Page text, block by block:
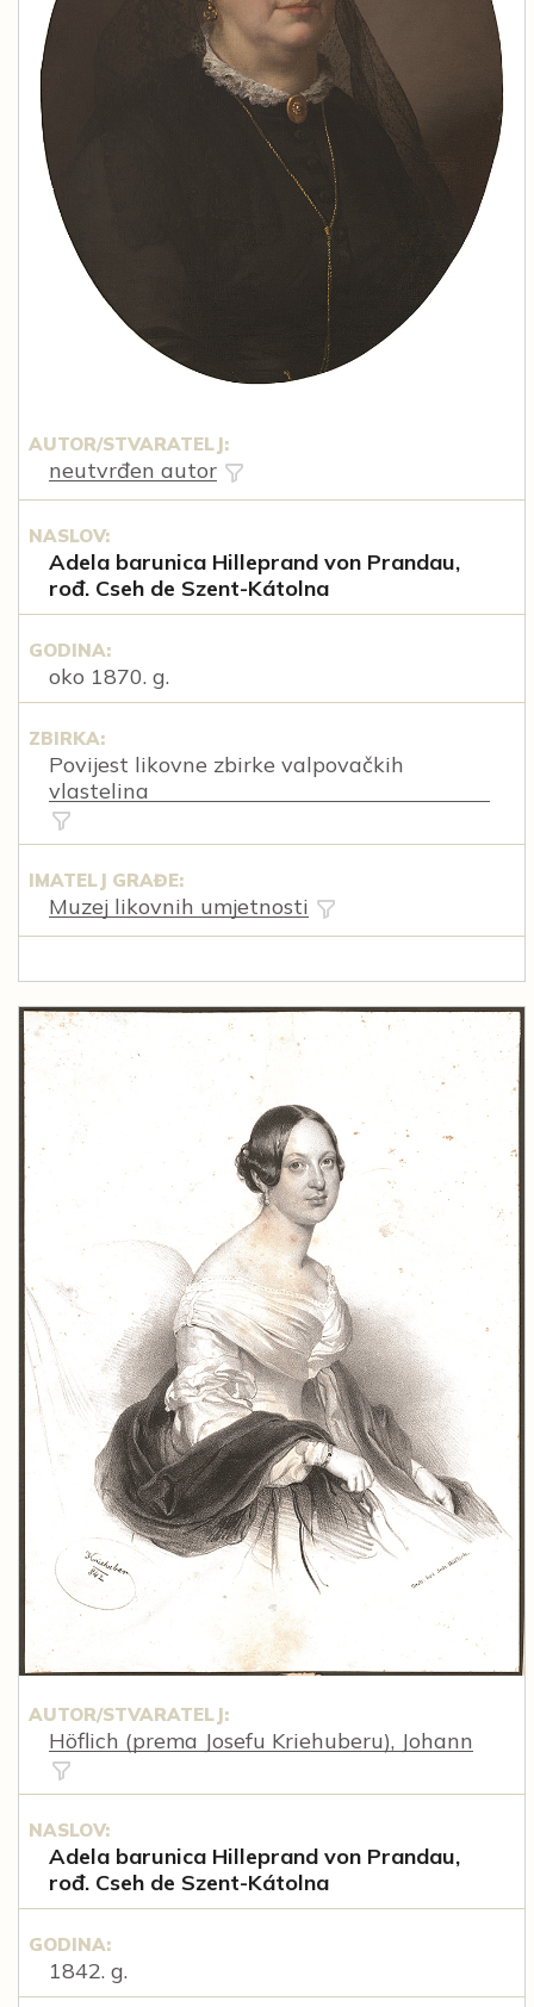
AUTOR/STVARATELJ:
neutvrđen autor
NASLOV:
Adela barunica Hilleprand von Prandau,
rođ. Cseh de Szent-Kátolna
GODINA:
oko 1870. g.
ZBIRKA:
Povijest likovne zbirke valpovačkih
vlastelina
IMATELJ GRAĐE:
Muzej likovnih umjetnosti
AUTOR/STVARATELJ:
Höflich (prema Josefu Kriehuberu), Johann
NASLOV:
Adela barunica Hilleprand von Prandau,
rođ. Cseh de Szent-Kátolna
GODINA:
1842. g.